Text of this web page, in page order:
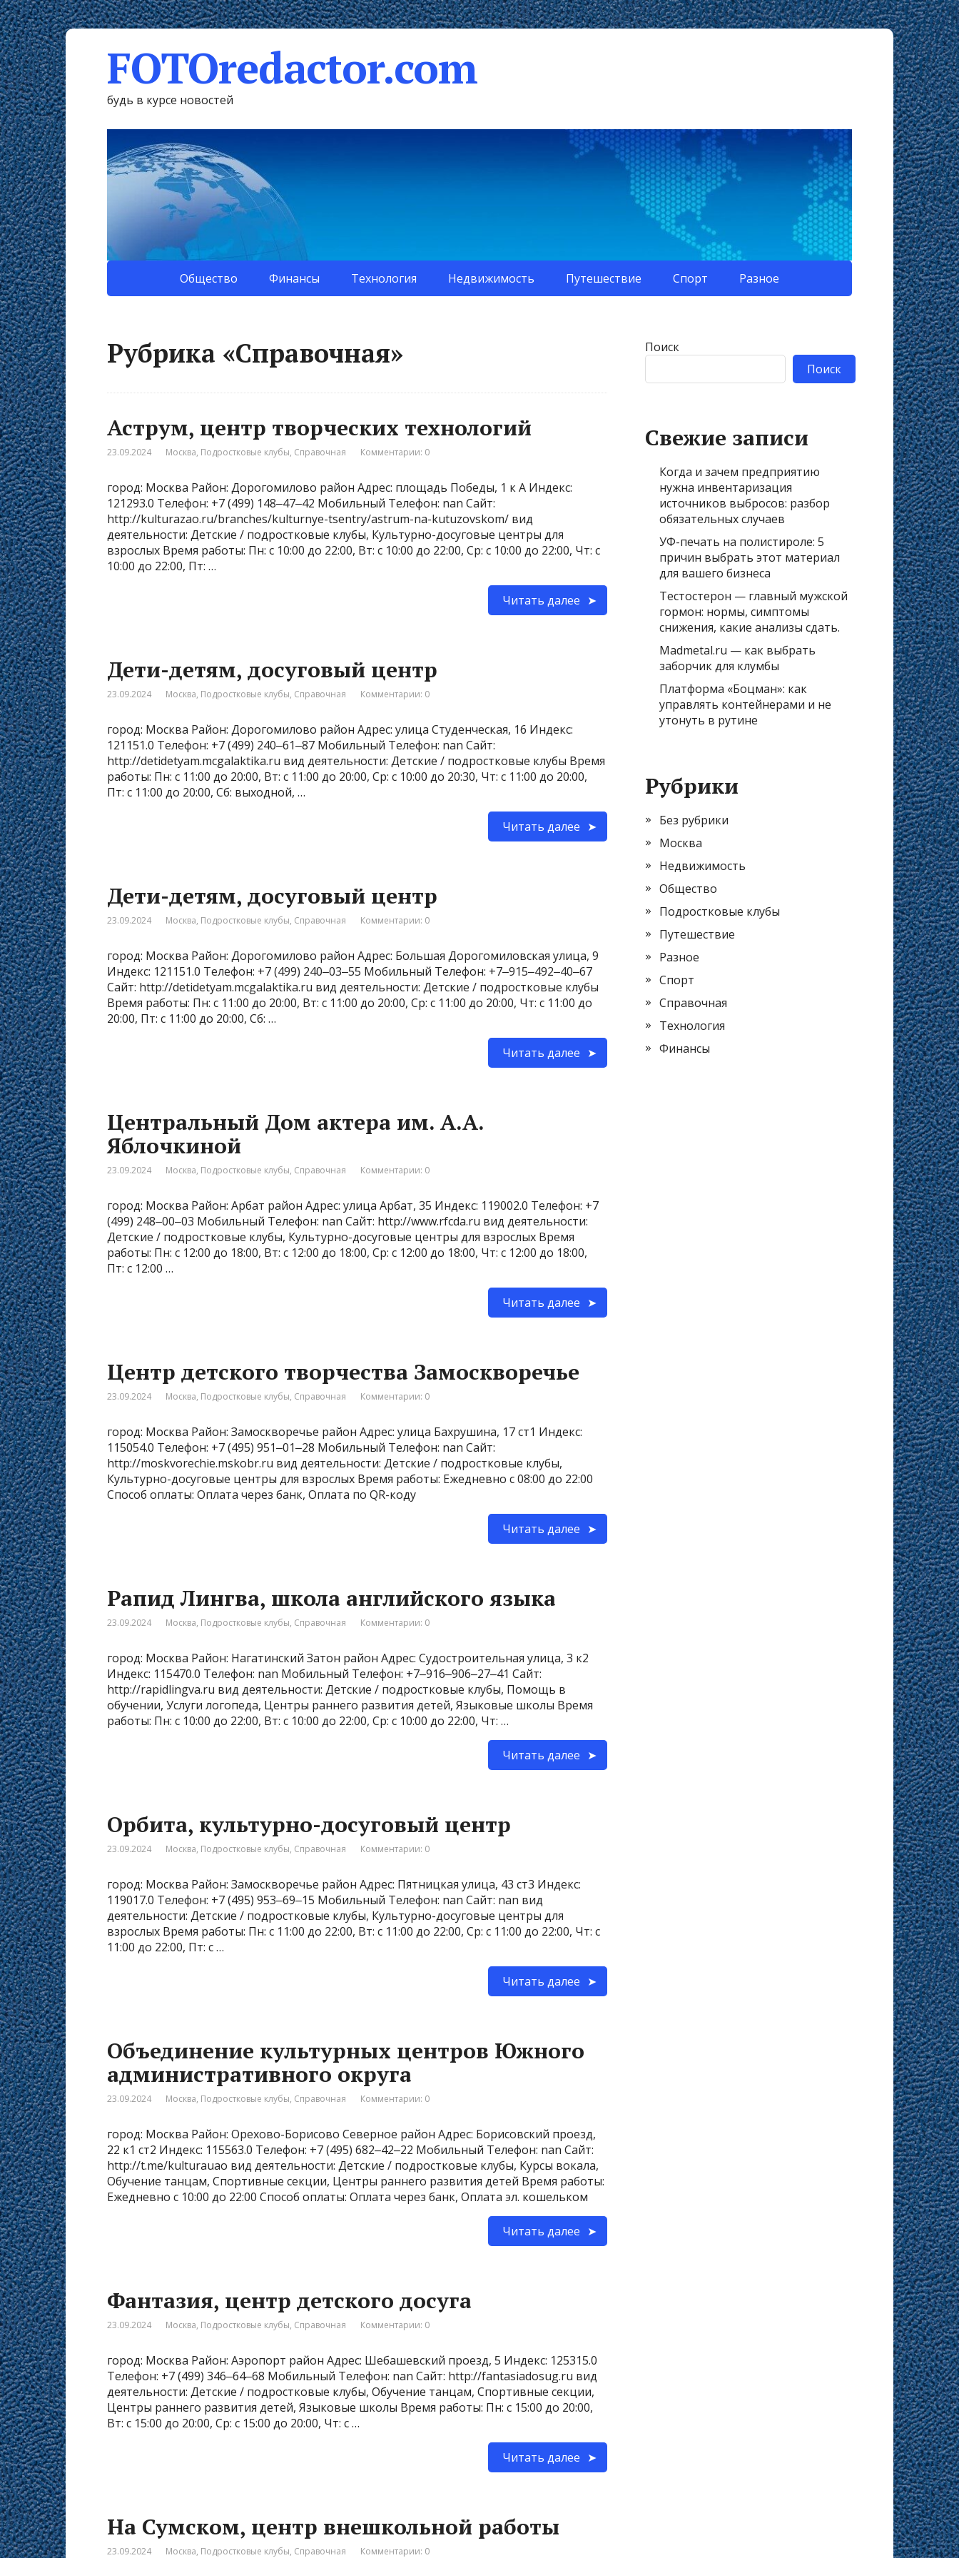
FOTOredactor.com
будь в курсе новостей
Общество Финансы Технология Недвижимость Путешествие Спорт Разное
Рубрика «Справочная»
Аструм, центр творческих технологий
23.09.2024 Москва, Подростковые клубы, Справочная Комментарии: 0
город: Москва Район: Дорогомилово район Адрес: площадь Победы, 1 к А Индекс:
121293.0 Телефон: +7 (499) 148‒47‒42 Мобильный Телефон: nan Сайт:
http://kulturazao.ru/branches/kulturnye-tsentry/astrum-na-kutuzovskom/ вид
деятельности: Детские / подростковые клубы, Культурно-досуговые центры для
взрослых Время работы: Пн: с 10:00 до 22:00, Вт: с 10:00 до 22:00, Ср: с 10:00 до 22:00, Чт: с
10:00 до 22:00, Пт: …
Читать далее
Дети-детям, досуговый центр
23.09.2024 Москва, Подростковые клубы, Справочная Комментарии: 0
город: Москва Район: Дорогомилово район Адрес: улица Студенческая, 16 Индекс:
121151.0 Телефон: +7 (499) 240‒61‒87 Мобильный Телефон: nan Сайт:
http://detidetyam.mcgalaktika.ru вид деятельности: Детские / подростковые клубы Время
работы: Пн: с 11:00 до 20:00, Вт: с 11:00 до 20:00, Ср: с 10:00 до 20:30, Чт: с 11:00 до 20:00,
Пт: с 11:00 до 20:00, Сб: выходной, …
Читать далее
Дети-детям, досуговый центр
23.09.2024 Москва, Подростковые клубы, Справочная Комментарии: 0
город: Москва Район: Дорогомилово район Адрес: Большая Дорогомиловская улица, 9
Индекс: 121151.0 Телефон: +7 (499) 240‒03‒55 Мобильный Телефон: +7‒915‒492‒40‒67
Сайт: http://detidetyam.mcgalaktika.ru вид деятельности: Детские / подростковые клубы
Время работы: Пн: с 11:00 до 20:00, Вт: с 11:00 до 20:00, Ср: с 11:00 до 20:00, Чт: с 11:00 до
20:00, Пт: с 11:00 до 20:00, Сб: …
Читать далее
Центральный Дом актера им. А.А.
Яблочкиной
23.09.2024 Москва, Подростковые клубы, Справочная Комментарии: 0
город: Москва Район: Арбат район Адрес: улица Арбат, 35 Индекс: 119002.0 Телефон: +7
(499) 248‒00‒03 Мобильный Телефон: nan Сайт: http://www.rfcda.ru вид деятельности:
Детские / подростковые клубы, Культурно-досуговые центры для взрослых Время
работы: Пн: с 12:00 до 18:00, Вт: с 12:00 до 18:00, Ср: с 12:00 до 18:00, Чт: с 12:00 до 18:00,
Пт: с 12:00 …
Читать далее
Центр детского творчества Замоскворечье
23.09.2024 Москва, Подростковые клубы, Справочная Комментарии: 0
город: Москва Район: Замоскворечье район Адрес: улица Бахрушина, 17 ст1 Индекс:
115054.0 Телефон: +7 (495) 951‒01‒28 Мобильный Телефон: nan Сайт:
http://moskvorechie.mskobr.ru вид деятельности: Детские / подростковые клубы,
Культурно-досуговые центры для взрослых Время работы: Ежедневно с 08:00 до 22:00
Способ оплаты: Оплата через банк, Оплата по QR-коду
Читать далее
Рапид Лингва, школа английского языка
23.09.2024 Москва, Подростковые клубы, Справочная Комментарии: 0
город: Москва Район: Нагатинский Затон район Адрес: Судостроительная улица, 3 к2
Индекс: 115470.0 Телефон: nan Мобильный Телефон: +7‒916‒906‒27‒41 Сайт:
http://rapidlingva.ru вид деятельности: Детские / подростковые клубы, Помощь в
обучении, Услуги логопеда, Центры раннего развития детей, Языковые школы Время
работы: Пн: с 10:00 до 22:00, Вт: с 10:00 до 22:00, Ср: с 10:00 до 22:00, Чт: …
Читать далее
Орбита, культурно-досуговый центр
23.09.2024 Москва, Подростковые клубы, Справочная Комментарии: 0
город: Москва Район: Замоскворечье район Адрес: Пятницкая улица, 43 ст3 Индекс:
119017.0 Телефон: +7 (495) 953‒69‒15 Мобильный Телефон: nan Сайт: nan вид
деятельности: Детские / подростковые клубы, Культурно-досуговые центры для
взрослых Время работы: Пн: с 11:00 до 22:00, Вт: с 11:00 до 22:00, Ср: с 11:00 до 22:00, Чт: с
11:00 до 22:00, Пт: с …
Читать далее
Объединение культурных центров Южного
административного округа
23.09.2024 Москва, Подростковые клубы, Справочная Комментарии: 0
город: Москва Район: Орехово-Борисово Северное район Адрес: Борисовский проезд,
22 к1 ст2 Индекс: 115563.0 Телефон: +7 (495) 682‒42‒22 Мобильный Телефон: nan Сайт:
http://t.me/kulturauao вид деятельности: Детские / подростковые клубы, Курсы вокала,
Обучение танцам, Спортивные секции, Центры раннего развития детей Время работы:
Ежедневно с 10:00 до 22:00 Способ оплаты: Оплата через банк, Оплата эл. кошельком
Читать далее
Фантазия, центр детского досуга
23.09.2024 Москва, Подростковые клубы, Справочная Комментарии: 0
город: Москва Район: Аэропорт район Адрес: Шебашевский проезд, 5 Индекс: 125315.0
Телефон: +7 (499) 346‒64‒68 Мобильный Телефон: nan Сайт: http://fantasiadosug.ru вид
деятельности: Детские / подростковые клубы, Обучение танцам, Спортивные секции,
Центры раннего развития детей, Языковые школы Время работы: Пн: с 15:00 до 20:00,
Вт: с 15:00 до 20:00, Ср: с 15:00 до 20:00, Чт: с …
Читать далее
На Сумском, центр внешкольной работы
23.09.2024 Москва, Подростковые клубы, Справочная Комментарии: 0
Поиск
Поиск
Свежие записи
Когда и зачем предприятию
нужна инвентаризация
источников выбросов: разбор
обязательных случаев
УФ-печать на полистироле: 5
причин выбрать этот материал
для вашего бизнеса
Тестостерон — главный мужской
гормон: нормы, симптомы
снижения, какие анализы сдать.
Madmetal.ru — как выбрать
заборчик для клумбы
Платформа «Боцман»: как
управлять контейнерами и не
утонуть в рутине
Рубрики
Без рубрики
Москва
Недвижимость
Общество
Подростковые клубы
Путешествие
Разное
Спорт
Справочная
Технология
Финансы